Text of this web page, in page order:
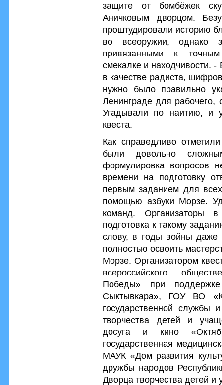
защите от бомбёжек
Аничковым дворцом.
проштудировали историю
во всеоружии, однако
привязанными к
смекалке и находчивости.
в качестве радиста,
нужно было правильно
Ленинграде для рабочего,
Угадывали по наитию, и
квеста.
Как справедливо
были довольно
формулировка вопросов
времени на подготовку
первым заданием для
помощью азбуки Морзе.
команд. Организаторы
подготовка к такому
слову, в годы войны даже
полностью освоить
Морзе. Организатором
всероссийского
Победы» при
Сыктывкара», ГОУ ВО
государственной
творчества детей и
досуга и кино
государственная
МАУК «Дом развития
дружбы народов
Дворца творчества детей